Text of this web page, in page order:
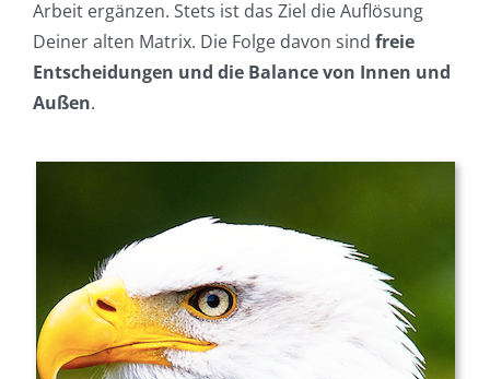
Arbeit ergänzen. Stets ist das Ziel die Auflösung
Deiner alten Matrix. Die Folge davon sind freie
Entscheidungen und die Balance von Innen und
Außen.